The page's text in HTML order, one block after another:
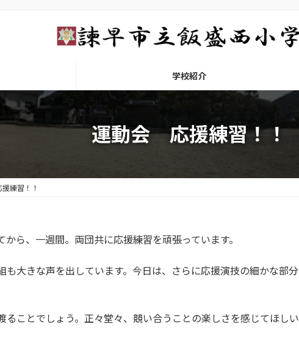
学校紹介
運動会 応援練習！！
練習！！
ら、一週間。両団共に応援練習を頑張っています。
も大きな声を出しています。今日は、さらに応援演技の細かな部分
ことでしょう。正々堂々、競い合うことの楽しさを感じてほしい